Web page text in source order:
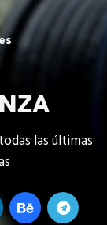
las últimas